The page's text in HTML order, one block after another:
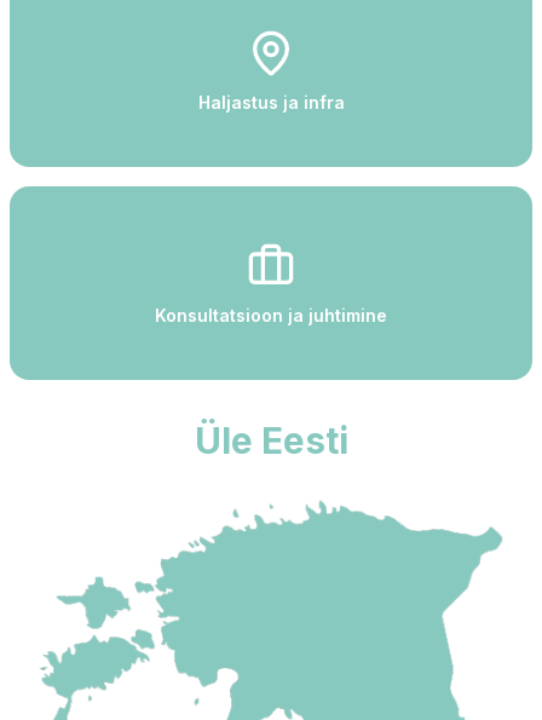
Haljastus ja infra
Konsultatsioon ja juhtimine
Üle Eesti